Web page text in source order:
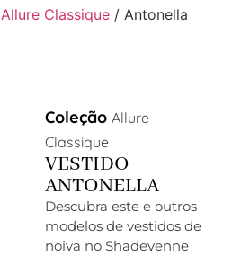
Allure Classique / Antonella
Coleção Allure
Classique
VESTIDO
ANTONELLA
Descubra este e outros
modelos de vestidos de
noiva no Shadevenne